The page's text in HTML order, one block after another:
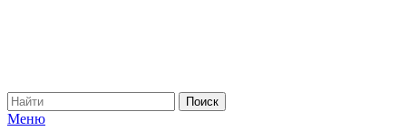
Меню